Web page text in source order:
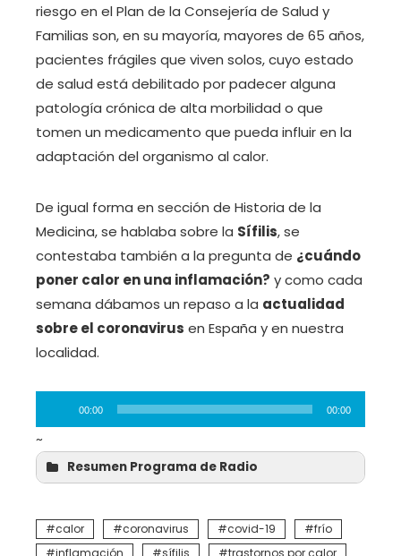
riesgo en el Plan de la Consejería de Salud y
Familias son, en su mayoría, mayores de 65 años,
pacientes frágiles que viven solos, cuyo estado
de salud está debilitado por padecer alguna
patología crónica de alta morbilidad o que
tomen un medicamento que pueda influir en la
adaptación del organismo al calor.
De igual forma en sección de Historia de la
Medicina, se hablaba sobre la Sífilis, se
contestaba también a la pregunta de ¿cuándo
poner calor en una inflamación? y como cada
semana dábamos un repaso a la actualidad
sobre el coronavirus en España y en nuestra
localidad.
Reproductor
de
audio
00:00 00:00
~
Resumen Programa de Radio
calor coronavirus covid-19
frío
inflamación
sífilis trastornos por calor